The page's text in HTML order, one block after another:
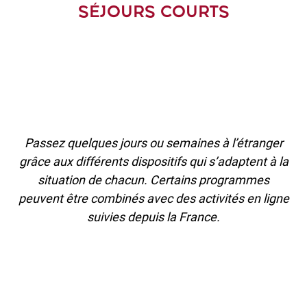
SÉJOURS COURTS
Passez quelques jours ou semaines à l’étranger
grâce aux différents dispositifs qui s’adaptent à la
situation de chacun. Certains programmes
peuvent être combinés avec des activités en ligne
suivies depuis la France.